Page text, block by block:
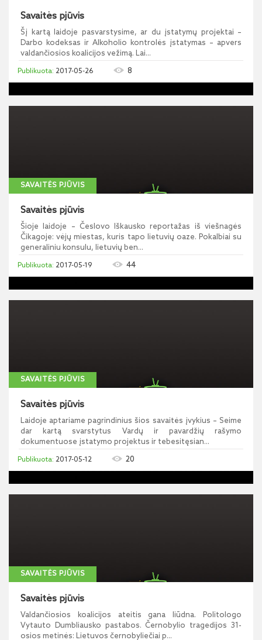
Savaitės pjūvis
Šį kartą laidoje pasvarstysime, ar du įstatymų projektai –
Darbo kodeksas ir Alkoholio kontrolės įstatymas – apvers
valdančiosios koalicijos vežimą. Lai...
2017-05-26 8
SAVAITĖS PJŪVIS
Savaitės pjūvis
Šioje laidoje – Česlovo Iškausko reportažas iš viešnagės
Čikagoje: vėjų miestas, kuris tapo lietuvių oaze. Pokalbiai su
generaliniu konsulu, lietuvių ben...
2017-05-19 44
SAVAITĖS PJŪVIS
Savaitės pjūvis
Laidoje aptariame pagrindinius šios savaitės įvykius – Seime
dar kartą svarstytus Vardų ir pavardžių rašymo
dokumentuose įstatymo projektus ir tebesitęsian...
2017-05-12 20
SAVAITĖS PJŪVIS
Savaitės pjūvis
Valdančiosios koalicijos ateitis gana liūdna. Politologo
Vytauto Dumbliausko pastabos. Černobylio tragedijos 31-
osios metinės: Lietuvos černobyliečiai p...